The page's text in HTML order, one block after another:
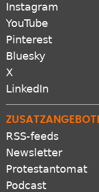
Instagram
YouTube
Pinterest
Bluesky
X
LinkedIn
RSS-feeds
Newsletter
Protestantomat
Podcast